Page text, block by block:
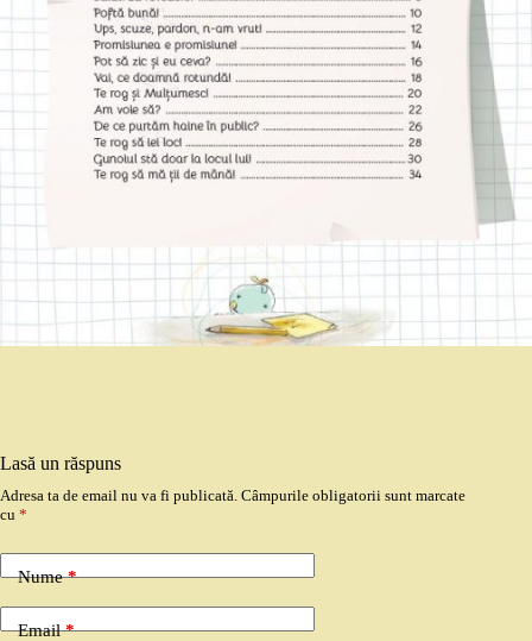
Lasă un răspuns
Adresa ta de email nu va fi publicată. Câmpurile obligatorii sunt marcate
cu *
Nume*
Email*